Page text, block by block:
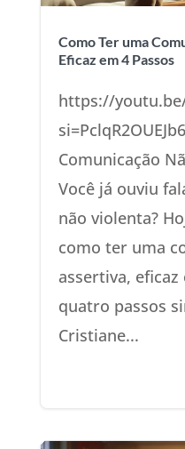
Como Ter uma
Eficaz em 4 Passos
https://
Comunicação
Você já ouviu
não violenta?
como ter uma
assertiva,
quatro passos
Cristiane...